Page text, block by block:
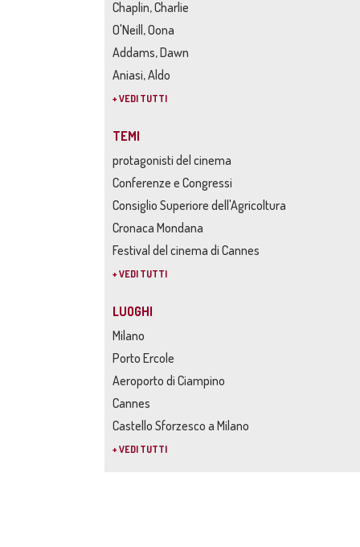
Chaplin, Charlie
O'Neill, Oona
Addams, Dawn
Aniasi, Aldo
+ VEDI TUTTI
TEMI
protagonisti del cinema
Conferenze e Congressi
Consiglio Superiore dell'Agricoltura
Cronaca Mondana
Festival del cinema di Cannes
+ VEDI TUTTI
LUOGHI
Milano
Porto Ercole
Aeroporto di Ciampino
Cannes
Castello Sforzesco a Milano
+ VEDI TUTTI